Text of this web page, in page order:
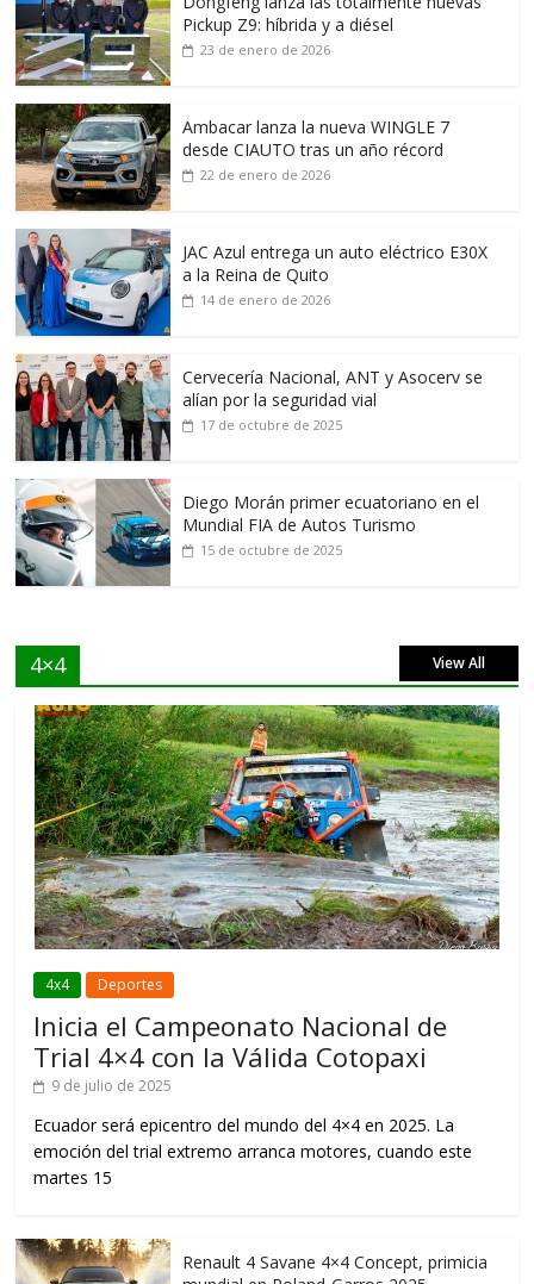
Pickup Z9: híbrida y a diésel
23 de enero de 2026
Ambacar lanza la nueva WINGLE 7
desde CIAUTO tras un año récord
22 de enero de 2026
JAC Azul entrega un auto eléctrico E30X
a la Reina de Quito
14 de enero de 2026
Cervecería Nacional, ANT y Asocerv se
alían por la seguridad vial
17 de octubre de 2025
Diego Morán primer ecuatoriano en el
Mundial FIA de Autos Turismo
15 de octubre de 2025
4×4 View All
4x4 Deportes
Inicia el Campeonato Nacional de
Trial 4×4 con la Válida Cotopaxi
9 de julio de 2025
Ecuador será epicentro del mundo del 4×4 en 2025. La
emoción del trial extremo arranca motores, cuando este
martes 15
Renault 4 Savane 4×4 Concept, primicia